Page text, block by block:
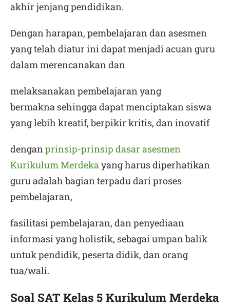
akhir jenjang pendidikan.
Dengan harapan, pembelajaran dan asesmen
yang telah diatur ini dapat menjadi acuan guru
dalam merencanakan dan
melaksanakan pembelajaran yang
bermakna sehingga dapat menciptakan siswa
yang lebih kreatif, berpikir kritis, dan inovatif
denganprinsip-prinsip dasar asesmen
Kurikulum Merdekayang harus diperhatikan
guru adalah bagian terpadu dari proses
pembelajaran,
fasilitasi pembelajaran, dan penyediaan
informasi yang holistik, sebagai umpan balik
untuk pendidik, peserta didik, dan orang
tua/wali.
Soal SAT Kelas 5 Kurikulum Merdeka